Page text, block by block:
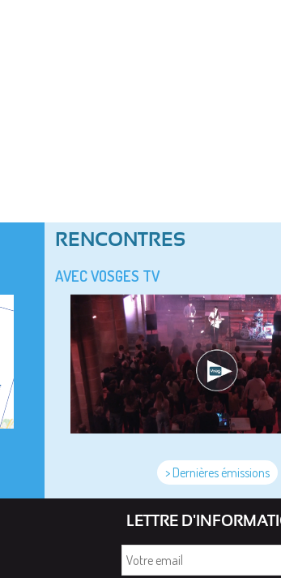
RENCONTRES
AVEC VOSGES TV
> Dernières émissions
LETTRE